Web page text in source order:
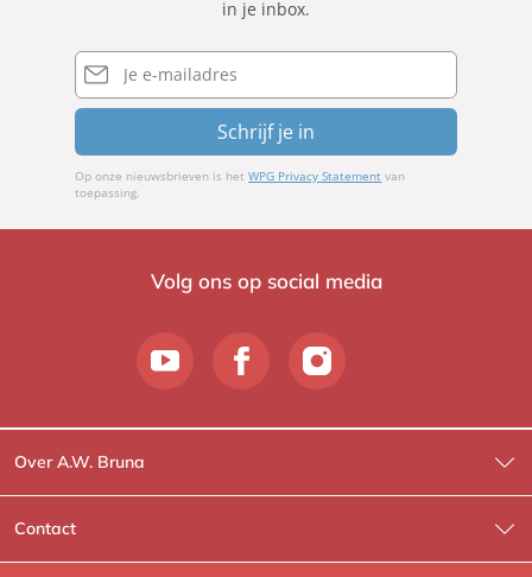
in je inbox.
E-
mailadres
Schrijf je in
Op onze nieuwsbrieven is hetWPG Privacy Statement van
toepassing.
Volg ons op social media
Over A.W. Bruna
Wat wij doen
Wie is Wie?
Contact
Contactinformatie